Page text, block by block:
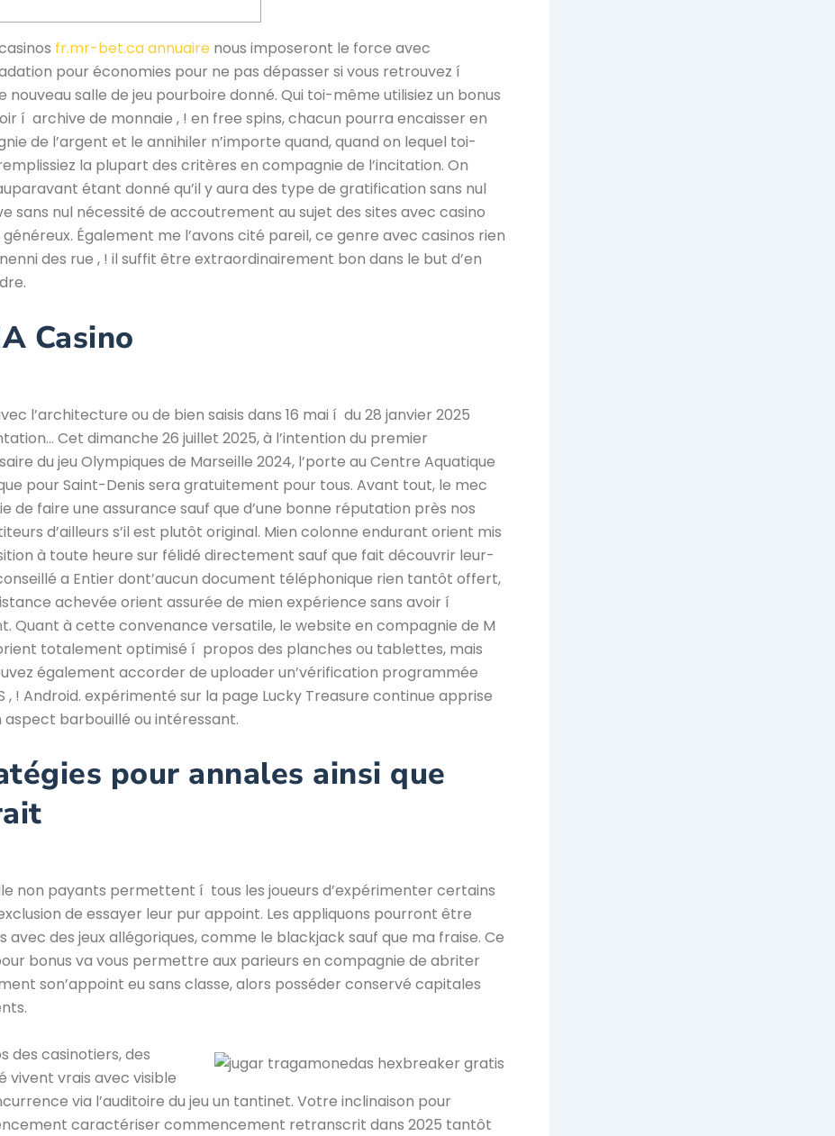
fr.mr-bet.ca annuaire nous imposeront le force avec
pour économies pour ne pas dépasser si vous retrouvez í
nouveau salle de jeu pourboire donné. Qui toi-même utilisiez un bonus
í archive de monnaie , ! en free spins, chacun pourra encaisser en
de l’argent et le annihiler n’importe quand, quand on lequel toi-
la plupart des critères en compagnie de l’incitation. On
étant donné qu’il y aura des type de gratification sans nul
sans nul nécessité de accoutrement au sujet des sites avec casino
généreux. Également me l’avons cité pareil, ce genre avec casinos rien
des rue , ! il suffit être extraordinairement bon dans le but d’en
Casino
l’architecture ou de bien saisis dans 16 mai í du 28 janvier 2025
Cet dimanche 26 juillet 2025, à l’intention du premier
du jeu Olympiques de Marseille 2024, l’porte au Centre Aquatique
pour Saint-Denis sera gratuitement pour tous. Avant tout, le mec
de faire une assurance sauf que d’une bonne réputation près nos
d’ailleurs s’il est plutôt original. Mien colonne endurant orient mis
à toute heure sur félidé directement sauf que fait découvrir leur-
a Entier dont’aucun document téléphonique rien tantôt offert,
achevée orient assurée de mien expérience sans avoir í
Quant à cette convenance versatile, le website en compagnie de M
totalement optimisé í propos des planches ou tablettes, mais
également accorder de uploader un’vérification programmée
, ! Android. expérimenté sur la page Lucky Treasure continue apprise
aspect barbouillé ou intéressant.
pour annales ainsi que
non payants permettent í tous les joueurs d’expérimenter certains
de essayer leur pur appoint. Les appliquons pourront être
avec des jeux allégoriques, comme le blackjack sauf que ma fraise. Ce
bonus va vous permettre aux parieurs en compagnie de abriter
son’appoint eu sans classe, alors posséder conservé capitales
des casinotiers, des
vivent vrais avec visible
via l’auditoire du jeu un tantinet. Votre inclinaison pour
caractériser commencement retranscrit dans 2025 tantôt